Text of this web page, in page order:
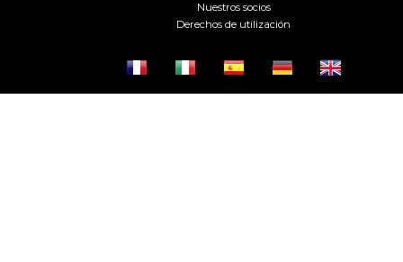
Nuestros socios
Derechos de utilización